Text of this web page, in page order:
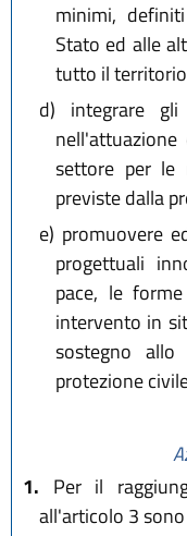
minimi,
Stato ed alle
tutto il
d) integrare
nell'attuazione
settore per le
previste dalla
e) promuovere
progettuali
pace, le
intervento in
sostegno
protezione
1. Per il
all'articolo 3